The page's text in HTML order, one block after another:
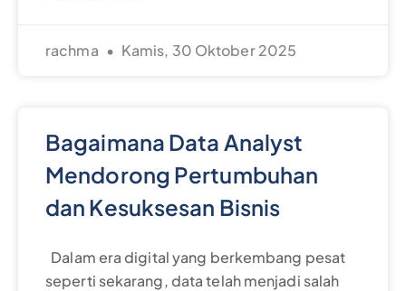
rachma Kamis, 30 Oktober 2025
Bagaimana Data Analyst
Mendorong Pertumbuhan
dan Kesuksesan Bisnis
Dalam era digital yang berkembang pesat
seperti sekarang, data telah menjadi salah